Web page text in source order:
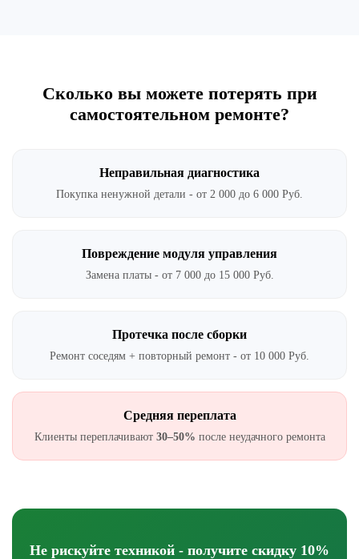
Сколько вы можете потерять при
самостоятельном ремонте?
Неправильная диагностика
Покупка ненужной детали - от 2 000 до 6 000 Руб.
Повреждение модуля управления
Замена платы - от 7 000 до 15 000 Руб.
Протечка после сборки
Ремонт соседям + повторный ремонт - от 10 000 Руб.
Средняя переплата
Клиенты переплачивают 30–50% после неудачного ремонта
Не рискуйте техникой - получите скидку 10%